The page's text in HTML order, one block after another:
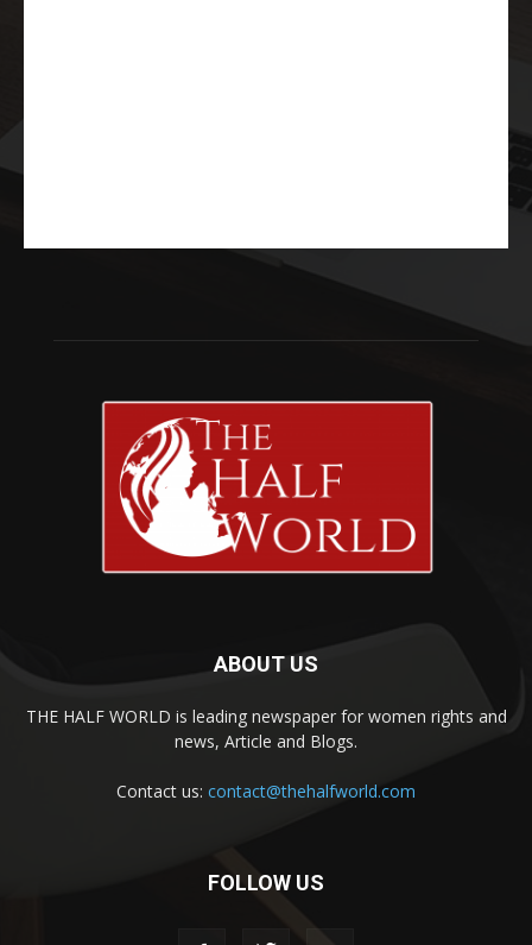
ABOUT US
THE HALF WORLD is leading newspaper for women rights and
news, Article and Blogs.
Contact us: contact@thehalfworld.com
FOLLOW US